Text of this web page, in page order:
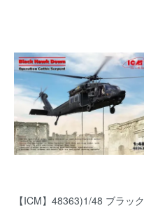
【ICM】48363)1/48 ブラック